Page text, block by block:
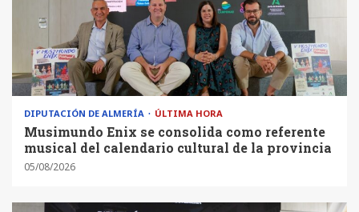
DIPUTACIÓN DE ALMERÍA ÚLTIMA HORA
Musimundo Enix se consolida como referente
musical del calendario cultural de la provincia
05/08/2026